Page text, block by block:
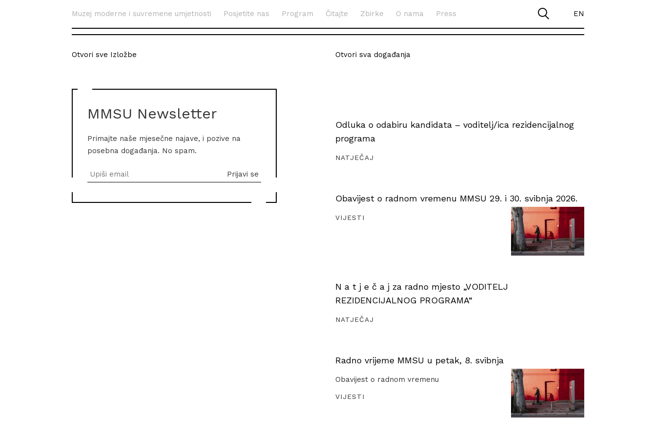
Muzej moderne i suvremene umjetnosti Posjetite nas Program Čitajte Zbirke O nama Press EN
Otvori sve Izložbe
MMSU Newsletter
Primajte naše mjesečne najave, i pozive na
posebna događanja. No spam.
Otvori sva događanja
Odluka o odabiru kandidata – voditelj/ica rezidencijalnog
programa
NATJEČAJ
Obavijest o radnom vremenu MMSU 29. i 30. svibnja 2026.
VIJESTI
N a t j e č a j za radno mjesto „VODITELJ
REZIDENCIJALNOG PROGRAMA“
NATJEČAJ
Radno vrijeme MMSU u petak, 8. svibnja
Obavijest o radnom vremenu
VIJESTI